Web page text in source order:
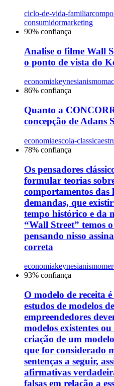
ciclo-de-vida-familiar
consumidormarketing
90% confiança
Analise o filme Wall
o ponto de vista do
economiakeynesianismo
86% confiança
Quanto a
concepção de Adans
economiaescola-classica
78% confiança
Os pensadores
formular teorias
comportamentos das
demandas, que
tempo histórico e da
“Wall Street” temos
pensando nisso
correta
economiakeynesianismo
93% confiança
O modelo de receita
estudos de modelos
empreendedores
modelos existentes
criação de um
que for considerado
sentenças a seguir,
afirmativas
falsas em relação a